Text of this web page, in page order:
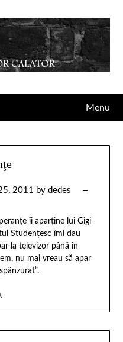
Menu
2011 by dedes
îi aparţine lui Gigi
Studenţesc îmi dau
la televizor până în
nu mai vreau să apar